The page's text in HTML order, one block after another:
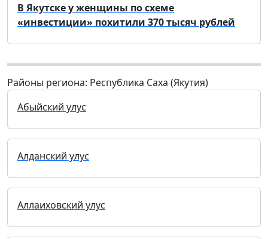
В Якутске у женщины по схеме
«инвестиции» похитили 370 тысяч рублей
Районы региона: Республика Саха (Якутия)
Абыйский улус
Алданский улус
Аллаиховский улус